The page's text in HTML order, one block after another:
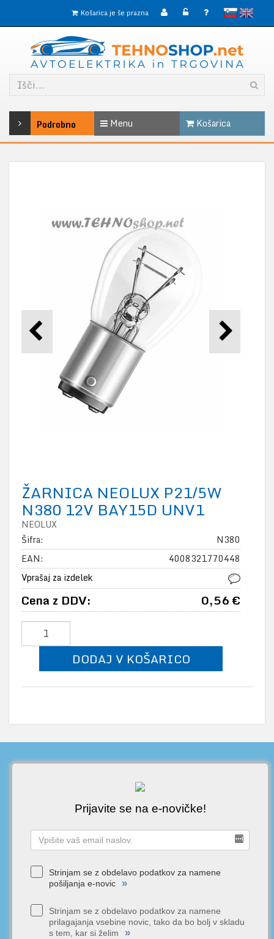
slovenskoEnglish
Košarica je še prazna
Podrobno Menu Košarica
ŽARNICA NEOLUX P21/5W
N380 12V BAY15D UNV1
NEOLUX
Šifra:
N380
EAN:
4008321770448
Vprašaj za izdelek
Cena z DDV: 0,56 €
DODAJ V KOŠARICO
Prijavite se na e-novičke!
Strinjam se z obdelavo podatkov za namene
pošiljanja e-novic
»
Strinjam se z obdelavo podatkov za namene
prilagajanja vsebine novic, tako da bo bolj v skladu
s tem, kar si želim
»